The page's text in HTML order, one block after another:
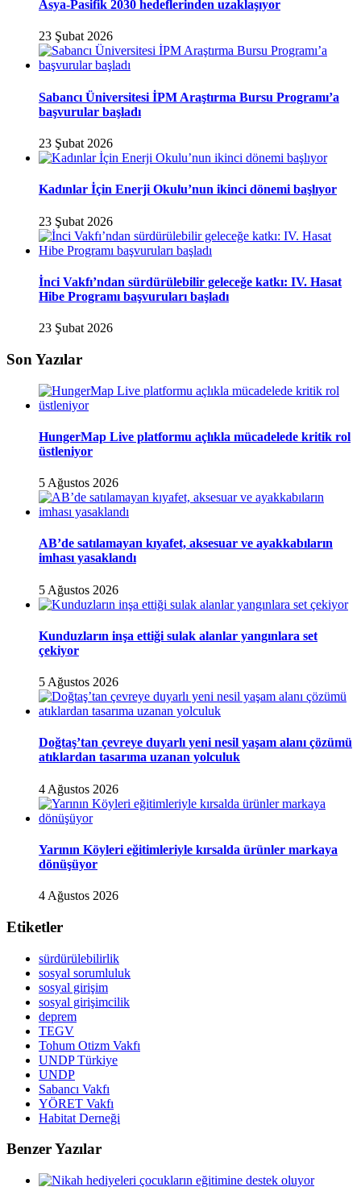
Asya-Pasifik 2030 hedeflerinden uzaklaşıyor
23 Şubat 2026
Sabancı Üniversitesi İPM Araştırma Bursu Programı’a
başvurular başladı
23 Şubat 2026
Kadınlar İçin Enerji Okulu’nun ikinci dönemi başlıyor
23 Şubat 2026
İnci Vakfı’ndan sürdürülebilir geleceğe katkı: IV. Hasat
Hibe Programı başvuruları başladı
23 Şubat 2026
Son Yazılar
HungerMap Live platformu açlıkla mücadelede kritik rol
üstleniyor
5 Ağustos 2026
AB’de satılamayan kıyafet, aksesuar ve ayakkabıların
imhası yasaklandı
5 Ağustos 2026
Kunduzların inşa ettiği sulak alanlar yangınlara set
çekiyor
5 Ağustos 2026
Doğtaş’tan çevreye duyarlı yeni nesil yaşam alanı çözümü
atıklardan tasarıma uzanan yolculuk
4 Ağustos 2026
Yarının Köyleri eğitimleriyle kırsalda ürünler markaya
dönüşüyor
4 Ağustos 2026
Etiketler
sürdürülebilirlik
sosyal sorumluluk
sosyal girişim
sosyal girişimcilik
deprem
TEGV
Tohum Otizm Vakfı
UNDP Türkiye
UNDP
Sabancı Vakfı
YÖRET Vakfı
Habitat Derneği
Benzer Yazılar